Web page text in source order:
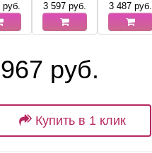
руб.
3 597руб.
3 487руб.
руб.
Купить в 1 клик